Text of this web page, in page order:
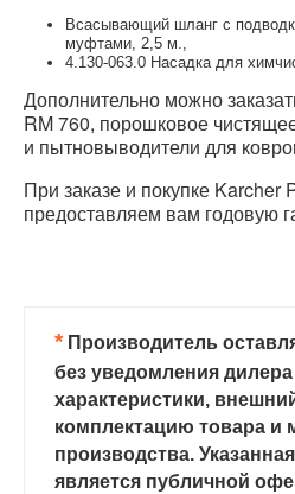
Всасывающий шланг с
муфтами, 2,5 м.,
4.130-063.0 Насадка для
Дополнительно можно
RM 760, порошковое
и пытновыводители для
При заказе и покупке Karcher
предоставляем вам годовую
*Производитель
без уведомления
характеристики,
комплектацию товара и
производства.
является публичной